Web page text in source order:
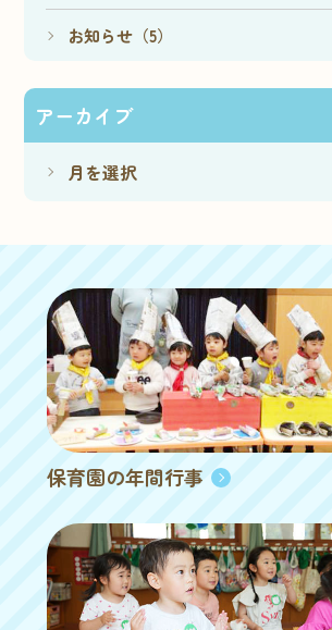
お知らせ（5）
アーカイブ
保育園の年間行事